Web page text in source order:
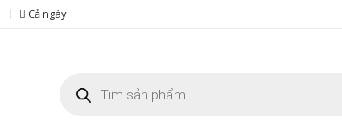
Cả ngày
kiếm
sản